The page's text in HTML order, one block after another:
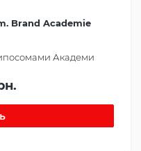
Brand Academie
Академи